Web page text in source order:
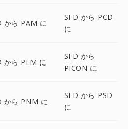
から PAM に
SFD から PCD
に
から PFM に
SFD から
PICON に
から PNM に
SFD から PSD
に